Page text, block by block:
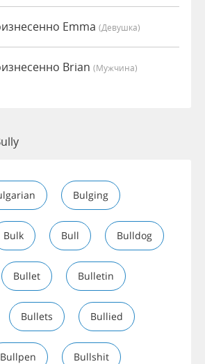
Emma (девушка)
Brian (мужчина)
Bulging
Bulk Bull Bulldog
Bullet Bulletin
Bullets Bullied
Bullpen Bullshit